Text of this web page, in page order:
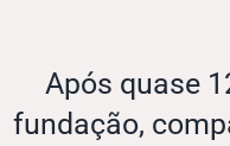
Após quase
fundação,